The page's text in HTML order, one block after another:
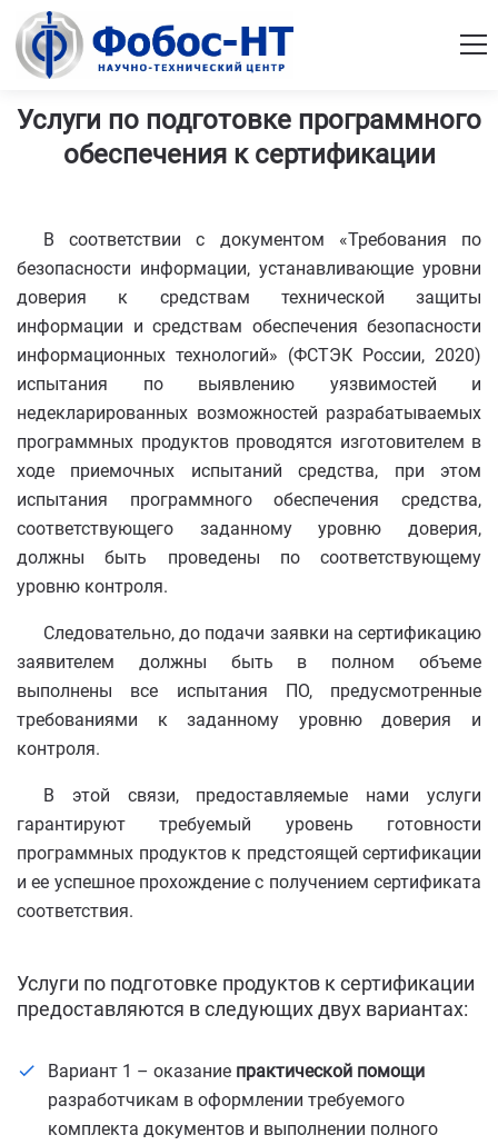
Услуги по подготовке программного
обеспечения к сертификации
В соответствии с документом «Требования по
безопасности информации, устанавливающие уровни
доверия к средствам технической защиты
информации и средствам обеспечения безопасности
информационных технологий» (ФСТЭК России, 2020)
испытания по выявлению уязвимостей и
недекларированных возможностей разрабатываемых
программных продуктов проводятся изготовителем в
ходе приемочных испытаний средства, при этом
испытания программного обеспечения средства,
соответствующего заданному уровню доверия,
должны быть проведены по соответствующему
уровню контроля.
Следовательно, до подачи заявки на сертификацию
заявителем должны быть в полном объеме
выполнены все испытания ПО, предусмотренные
требованиями к заданному уровню доверия и
контроля.
В этой связи, предоставляемые нами услуги
гарантируют требуемый уровень готовности
программных продуктов к предстоящей сертификации
и ее успешное прохождение с получением сертификата
соответствия.
Услуги по подготовке продуктов к сертификации
предоставляются в следующих двух вариантах:
Вариант 1 – оказание практической помощи
разработчикам в оформлении требуемого
комплекта документов и выполнении полного